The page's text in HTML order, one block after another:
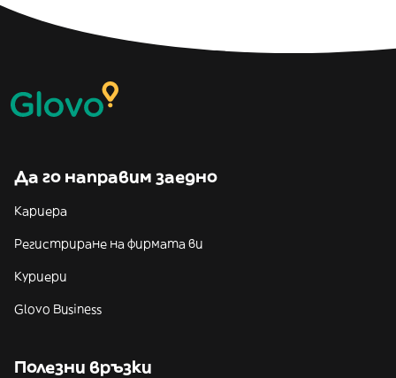
Да го направим заедно
Кариера
Регистриране на фирмата ви
Куриери
Glovo Business
Полезни връзки